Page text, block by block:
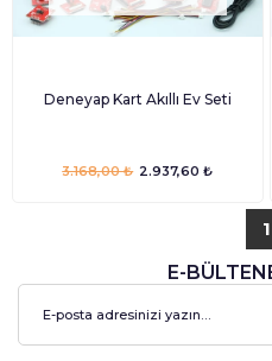
Deneyap Kart Akıllı Ev Seti
2.937,60 ₺
3.168,00 ₺
1
E-